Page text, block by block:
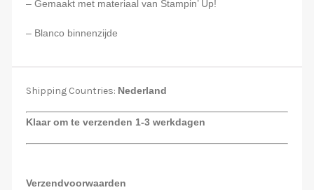
– Gemaakt met materiaal van Stampin’ Up!
– Blanco binnenzijde
Shipping Countries: Nederland
Klaar om te verzenden 1-3 werkdagen
Verzendvoorwaarden